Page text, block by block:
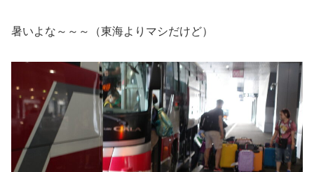
暑いよな～～～（東海よりマシだけど）